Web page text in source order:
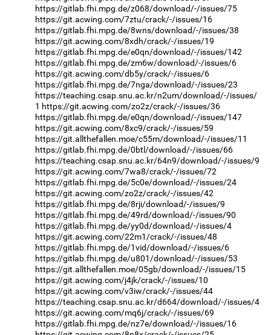
https://gitlab.fhi.mpg.de/z068/download/-/issues/75
https://git.acwing.com/7ztu/crack/-/issues/16
https://gitlab.fhi.mpg.de/8wns/download/-/issues/38
https://git.acwing.com/8xdh/crack/-/issues/19
https://gitlab.fhi.mpg.de/e0qn/download/-/issues/142
https://gitlab.fhi.mpg.de/zm6w/download/-/issues/6
https://git.acwing.com/db5y/crack/-/issues/6
https://gitlab.fhi.mpg.de/7nga/download/-/issues/23
https://teaching.csap.snu.ac.kr/n2um/download/-/issues/
1 https://git.acwing.com/zo2z/crack/-/issues/36
https://gitlab.fhi.mpg.de/e0qn/download/-/issues/147
https://git.acwing.com/8xc9/crack/-/issues/59
https://git.allthefallen.moe/c55m/download/-/issues/11
https://gitlab.fhi.mpg.de/0btl/download/-/issues/66
https://teaching.csap.snu.ac.kr/64n9/download/-/issues/9
https://git.acwing.com/7wa8/crack/-/issues/72
https://gitlab.fhi.mpg.de/5c0e/download/-/issues/24
https://git.acwing.com/zo2z/crack/-/issues/42
https://gitlab.fhi.mpg.de/8rji/download/-/issues/9
https://gitlab.fhi.mpg.de/49rd/download/-/issues/90
https://gitlab.fhi.mpg.de/yy0d/download/-/issues/4
https://git.acwing.com/22m1/crack/-/issues/48
https://gitlab.fhi.mpg.de/1vid/download/-/issues/6
https://gitlab.fhi.mpg.de/u801/download/-/issues/53
https://git.allthefallen.moe/05gb/download/-/issues/15
https://git.acwing.com/j4jk/crack/-/issues/10
https://git.acwing.com/v3iw/crack/-/issues/44
https://teaching.csap.snu.ac.kr/d664/download/-/issues/4
https://git.acwing.com/mq6j/crack/-/issues/69
https://gitlab.fhi.mpg.de/nz7e/download/-/issues/16